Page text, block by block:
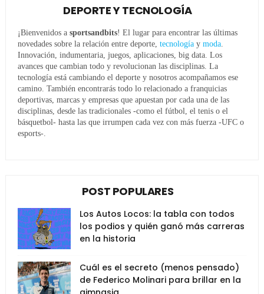
DEPORTE Y TECNOLOGÍA
¡Bienvenidos asportsandbits! El lugar para encontrar las últimas
novedades sobre la relación entre deporte, tecnologíay moda.
Innovación, indumentaria, juegos, aplicaciones, big data. Los
avances que cambian todo y revolucionan las disciplinas. La
tecnología está cambiando el deporte y nosotros acompañamos ese
camino. También encontrarás todo lo relacionado a franquicias
deportivas, marcas y empresas que apuestan por cada una de las
disciplinas, desde las tradicionales -como el fútbol, el tenis o el
básquetbol- hasta las que irrumpen cada vez con más fuerza -UFC o
esports-.
POST POPULARES
Los Autos Locos: la tabla con todos
los podios y quién ganó más carreras
en la historia
Cuál es el secreto (menos pensado)
de Federico Molinari para brillar en la